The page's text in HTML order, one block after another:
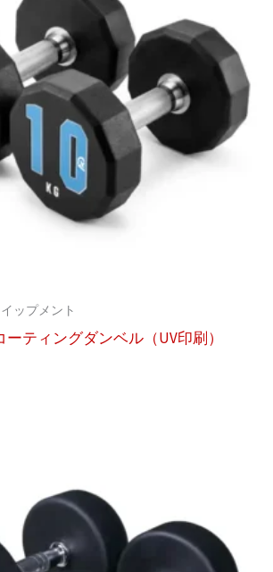
ップメント
ーティングダンベル（UV印刷）